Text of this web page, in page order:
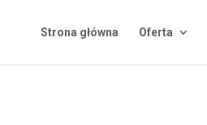
Strona główna Oferta